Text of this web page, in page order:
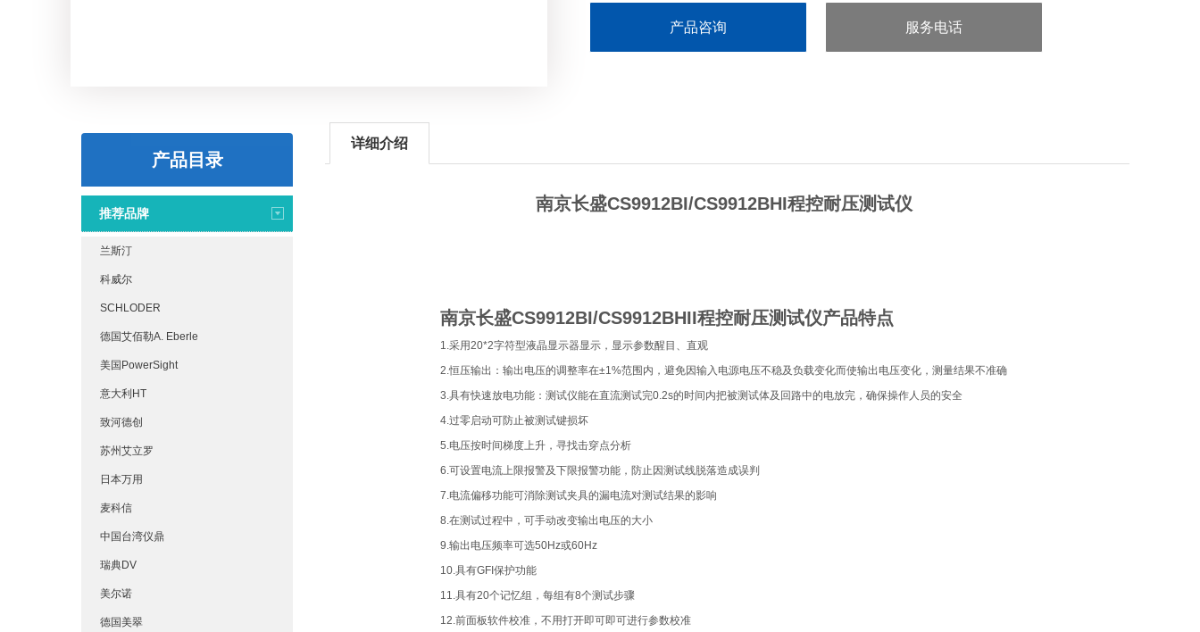
产品咨询 服务电话
产品目录
推荐品牌
兰斯汀
科威尔
SCHLODER
德国艾佰勒A. Eberle
美国PowerSight
意大利HT
致河德创
苏州艾立罗
日本万用
麦科信
中国台湾仪鼎
瑞典DV
美尔诺
德国美翠
详细介绍
南京长盛CS9912BI/CS9912BHI程控耐压测试仪
南京长盛CS9912BI/CS9912BHII程控耐压测试仪产品特点
1.采用20*2字符型液晶显示器显示，显示参数醒目、直观
2.恒压输出：输出电压的调整率在±1%范围内，避免因输入电源电压不稳及负载变化而使输出电压变化，测量结果不准确
3.具有快速放电功能：测试仪能在直流测试完0.2s的时间内把被测试体及回路中的电放完，确保操作人员的安全
4.过零启动可防止被测试键损坏
5.电压按时间梯度上升，寻找击穿点分析
6.可设置电流上限报警及下限报警功能，防止因测试线脱落造成误判
7.电流偏移功能可消除测试夹具的漏电流对测试结果的影响
8.在测试过程中，可手动改变输出电压的大小
9.输出电压频率可选50Hz或60Hz
10.具有GFI保护功能
11.具有20个记忆组，每组有8个测试步骤
12.前面板软件校准，不用打开即可即可进行参数校准